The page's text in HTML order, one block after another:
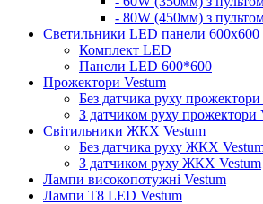
- 80W (450мм) з
Светильники LED панели 600х600
Комплект LED
Панели LED 600*600
Прожектори Vestum
Без датчика руху прожектори
З датчиком руху прожектори
Світильники ЖКХ Vestum
Без датчика руху ЖКХ
З датчиком руху ЖКХ Vestum
Лампи високопотужні Vestum
Лампи Т8 LED Vestum